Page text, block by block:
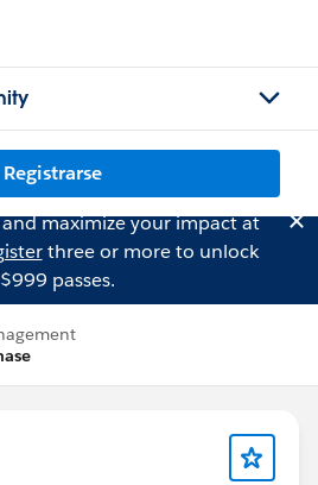
Registrarse
maximize your impact at
three or more to unlock
$999 passes.